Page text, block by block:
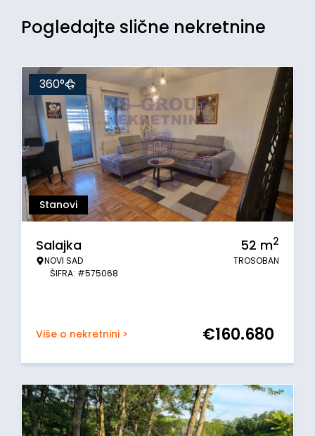
Pogledajte slične nekretnine
Stanovi
360°
Salajka
NOVI SAD
ŠIFRA: #575068
52 m2
TROSOBAN
Više o nekretnini > €160.680